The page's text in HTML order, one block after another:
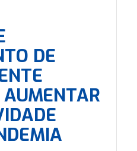
DE